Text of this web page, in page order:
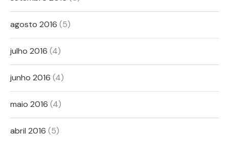
agosto 2016 (5)
julho 2016 (4)
junho 2016 (4)
maio 2016 (4)
abril 2016 (5)